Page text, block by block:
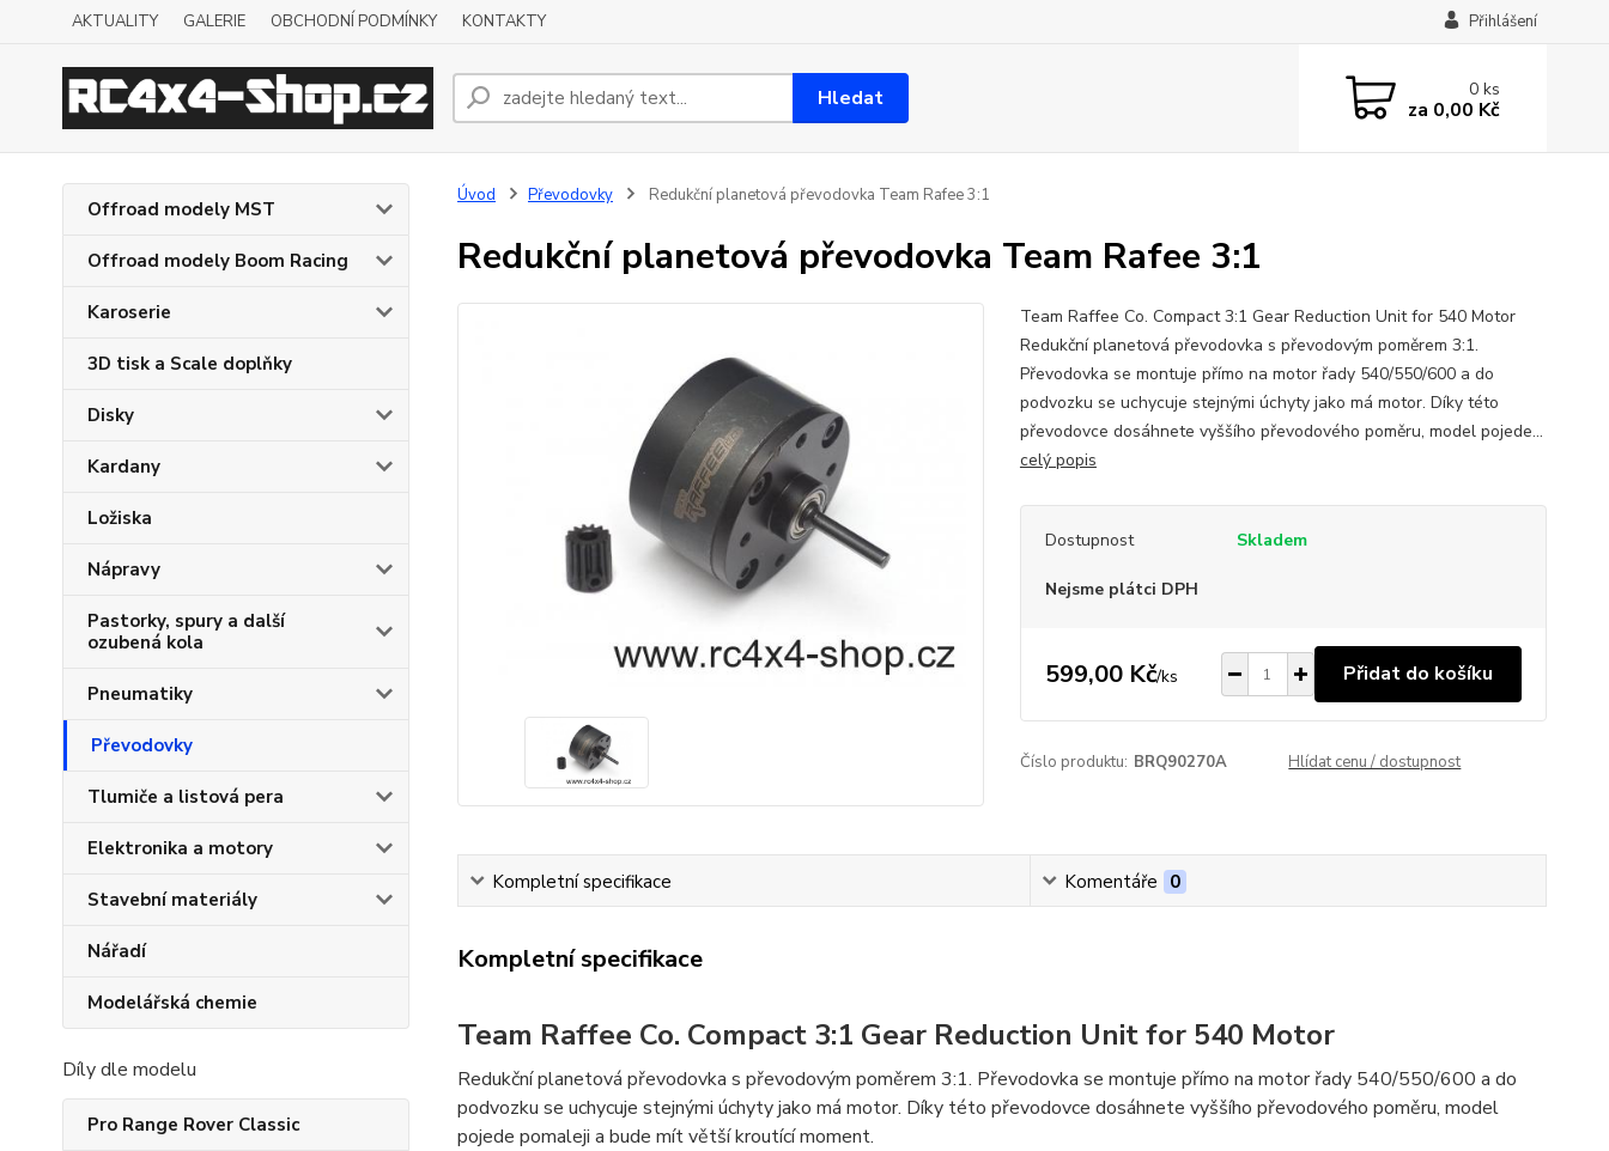
AKTUALITY GALERIE OBCHODNÍ PODMÍNKY KONTAKTY Přihlášení
Hledat 0ks
za 0,00 Kč
Offroad modely MST
Offroad modely Boom Racing
Karoserie
3D tisk a Scale doplňky
Disky
Kardany
Ložiska
Nápravy
Pastorky, spury a další
ozubená kola
Pneumatiky
Převodovky
Tlumiče a listová pera
Elektronika a motory
Stavební materiály
Nářadí
Modelářská chemie
Díly dle modelu
Pro Range Rover Classic
Úvod Převodovky Redukční planetová převodovka Team Rafee 3:1
Redukční planetová převodovka Team Rafee 3:1
Team Raffee Co. Compact 3:1 Gear Reduction Unit for 540 Motor
Redukční planetová převodovka s převodovým poměrem 3:1.
Převodovka se montuje přímo na motor řady 540/550/600 a do
podvozku se uchycuje stejnými úchyty jako má motor. Díky této
převodovce dosáhnete vyššího převodového poměru, model pojede...
celý popis
Dostupnost Skladem
Nejsme plátci DPH
599,00 Kč/ks Přidat do košíku
Číslo produktu: BRQ90270A Hlídat cenu / dostupnost
Kompletní specifikace Komentáře 0
Kompletní specifikace
Team Raffee Co. Compact 3:1 Gear Reduction Unit for 540 Motor
Redukční planetová převodovka s převodovým poměrem 3:1. Převodovka se montuje přímo na motor řady 540/550/600 a do
podvozku se uchycuje stejnými úchyty jako má motor. Díky této převodovce dosáhnete vyššího převodového poměru, model
pojede pomaleji a bude mít větší kroutící moment.